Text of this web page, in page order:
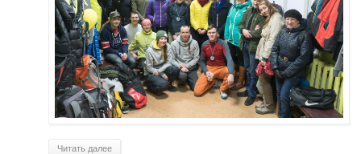
Читать далее